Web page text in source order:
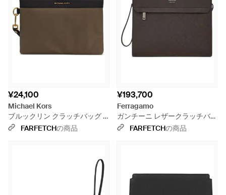
¥24,100
Michael Kors
ブルックリン クラッチバッグ -
ブラウンFARFETCHの商品
¥193,700
Ferragamo
ガンチーニ レザークラッチバッ
グ - ブラック
FARFETCHの商品